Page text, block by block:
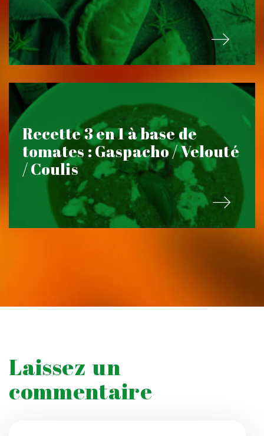
Recette 3 en 1 à base de
tomates : Gaspacho / Velouté
/ Coulis
Laissez un
commentaire